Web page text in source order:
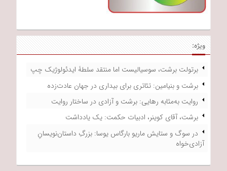
ویژه:
برتولت برشت، سوسیالیست اما منتقد سلطۀ ایدئولوژیک چپ
برشت و بنیامین: تئاتری برای بیداری در جهان عادت‌زده
روایت به‌مثابه رهایی: برشت و آزادی در ساختار روایت
برشت، آقای کوینر، ادبیات حکمت: یک یادداشت
در سوگ و ستایش ماریو بارگاس یوسا: بزرگِ داستان‌نویسانِ
آزادی‌خواه